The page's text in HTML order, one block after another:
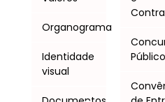
Organograma
Identidade
visual